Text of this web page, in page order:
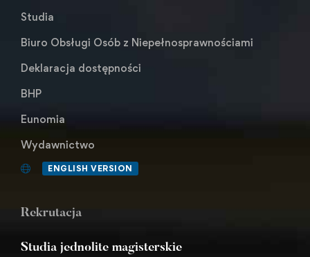
Studia
Biuro Obsługi Osób z Niepełnosprawnościami
Deklaracja dostępności
BHP
Eunomia
Wydawnictwo
ENGLISH VERSION
Rekrutacja
Studia jednolite magisterskie